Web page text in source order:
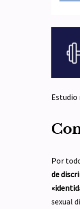
Estudio
Por
de
sexual